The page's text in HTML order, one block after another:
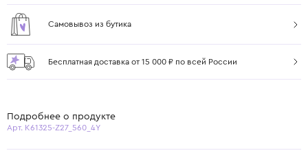
Самовывоз из бутика
Бесплатная доставка от 15 000 ₽ по всей России
Подробнее о продукте
Арт. K61325-Z27_560_4Y